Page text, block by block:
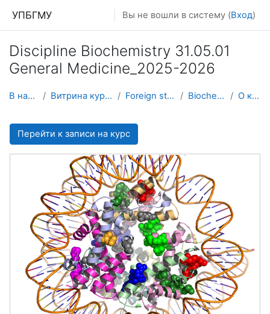
УПБГМУ Вы не вошли в систему (Вход)
Discipline Biochemistry 31.05.01
General Medicine_2025-2026
В начало Витрина курсов 3KL Foreign students Biochemistry О курсе
Перейти к записи на курс